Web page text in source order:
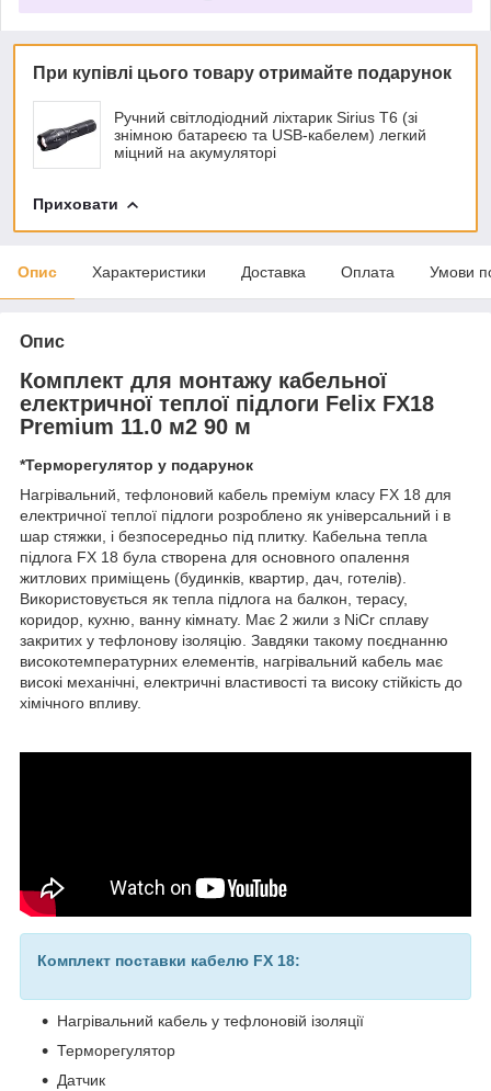
При купівлі цього товару отримайте подарунок
Ручний світлодіодний ліхтарик Sirius T6 (зі
знімною батареєю та USB-кабелем) легкий
міцний на акумуляторі
Приховати
Опис Характеристики Доставка Оплата Умови
Опис
Комплект для монтажу кабельної
електричної теплої підлоги Felix FX18
Premium 11.0 м2 90 м
*Терморегулятор у подарунок
Нагрівальний, тефлоновий кабель преміум класу FX 18 для
електричної теплої підлоги розроблено як універсальний і в
шар стяжки, і безпосередньо під плитку. Кабельна тепла
підлога FX 18 була створена для основного опалення
житлових приміщень (будинків, квартир, дач, готелів).
Використовується як тепла підлога на балкон, терасу,
коридор, кухню, ванну кімнату. Має 2 жили з NiCr сплаву
закритих у тефлонову ізоляцію. Завдяки такому поєднанню
високотемпературних елементів, нагрівальний кабель має
високі механічні, електричні властивості та високу стійкість до
хімічного впливу.
Комплект поставки кабелю FX 18:
Нагрівальний кабель у тефлоновій ізоляції
Терморегулятор
Датчик